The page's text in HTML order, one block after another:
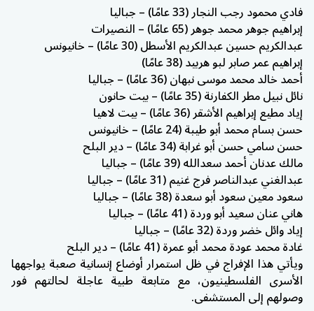
فادي محمود رجب النجار (33 عامًا) – جباليا
إبراهيم جوهر محمد جوهر (65 عامًا) – النصيرات
عبدالكريم حسين عبدالكريم الأسطل (30 عامًا) – خانيونس
إبراهيم عمر صابر لبو هربيد (38 عامًا)
أحمد خالد محمد موسى نبهان (36 عامًا) – جباليا
نائل نبيل مطر الكفارنة (35 عامًا) – بيت حانون
إياد مطيع إبراهيم الأشقر (36 عامًا) – بيت لاهيا
حسن بسام محمد أبو طيبة (24 عامًا) – خانيونس
حسن سامي حسن أبو غرابة (34 عامًا) – دير البلح
مالك عدنان أحمد سعدالله (39 عامًا) – جباليا
عبدالغني عبدالناصر فرج غنيم (31 عامًا) – جباليا
سعود معين سعود أبو سعدة (38 عامًا) – جباليا
هاني عنان سعيد أبو وردة (41 عامًا) – جباليا
إياد وائل خضر وردة (32 عامًا) – جباليا
غادة محمد عودة محمد أبو عمرة (41 عامًا) – دير البلح
ويأتي هذا الإفراج في ظل استمرار أوضاع إنسانية صعبة يواجهها
الأسرى الفلسطينيون، مع متابعة طبية عاجلة لحالتهم فور
وصولهم إلى المستشفى.